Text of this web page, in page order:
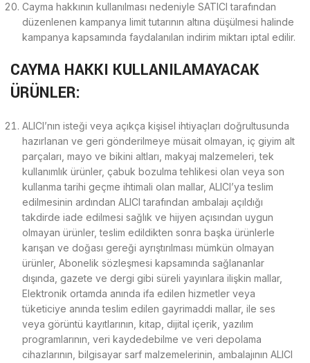
Cayma hakkının kullanılması nedeniyle SATICI tarafından
düzenlenen kampanya limit tutarının altına düşülmesi halinde
kampanya kapsamında faydalanılan indirim miktarı iptal edilir.
CAYMA HAKKI KULLANILAMAYACAK
ÜRÜNLER:
ALICI’nın isteği veya açıkça kişisel ihtiyaçları doğrultusunda
hazırlanan ve geri gönderilmeye müsait olmayan, iç giyim alt
parçaları, mayo ve bikini altları, makyaj malzemeleri, tek
kullanımlık ürünler, çabuk bozulma tehlikesi olan veya son
kullanma tarihi geçme ihtimali olan mallar, ALICI’ya teslim
edilmesinin ardından ALICI tarafından ambalajı açıldığı
takdirde iade edilmesi sağlık ve hijyen açısından uygun
olmayan ürünler, teslim edildikten sonra başka ürünlerle
karışan ve doğası gereği ayrıştırılması mümkün olmayan
ürünler, Abonelik sözleşmesi kapsamında sağlananlar
dışında, gazete ve dergi gibi süreli yayınlara ilişkin mallar,
Elektronik ortamda anında ifa edilen hizmetler veya
tüketiciye anında teslim edilen gayrimaddi mallar, ile ses
veya görüntü kayıtlarının, kitap, dijital içerik, yazılım
programlarının, veri kaydedebilme ve veri depolama
cihazlarının, bilgisayar sarf malzemelerinin, ambalajının ALICI